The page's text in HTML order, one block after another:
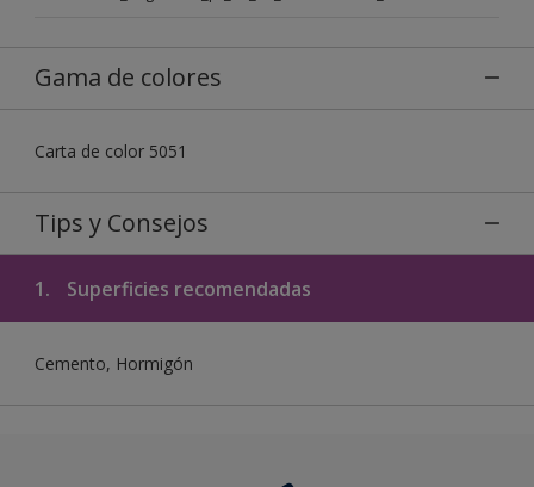
Gama de colores
Carta de color 5051
Tips y Consejos
1. Superficies recomendadas
Cemento, Hormigón